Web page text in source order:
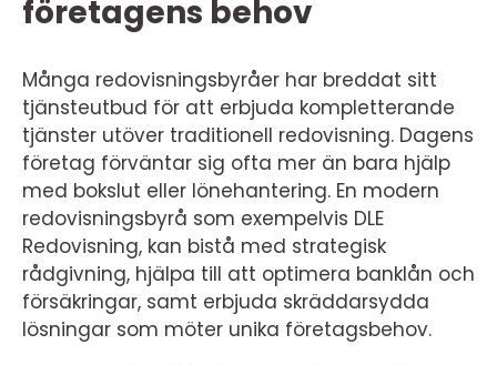
företagens behov
Många redovisningsbyråer har breddat sitt
tjänsteutbud för att erbjuda kompletterande
tjänster utöver traditionell redovisning. Dagens
företag förväntar sig ofta mer än bara hjälp
med bokslut eller lönehantering. En modern
redovisningsbyrå som exempelvis DLE
Redovisning, kan bistå med strategisk
rådgivning, hjälpa till att optimera banklån och
försäkringar, samt erbjuda skräddarsydda
lösningar som möter unika företagsbehov.